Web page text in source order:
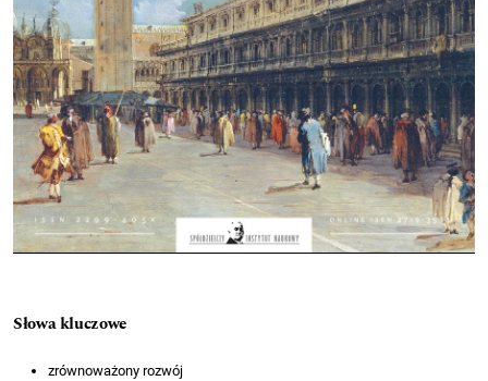
Słowa kluczowe
zrównoważony rozwój